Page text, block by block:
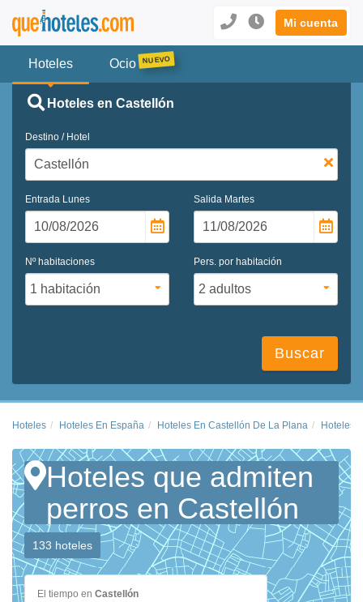
Mi cuenta
Hoteles Ocio
Hoteles en Castellón
Destino / Hotel
Entrada Lunes Salida Martes
Nº habitaciones Pers. por habitación
Buscar
Hoteles Hoteles En España Hoteles En Castellón De La Plana Hoteles
Hoteles que admiten
perros en Castellón
133 hoteles
El tiempo en Castellón